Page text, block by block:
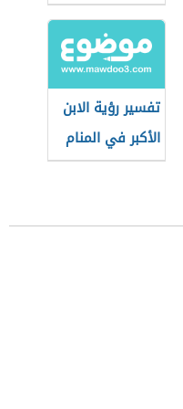
تفسير رؤية الابن
الأكبر في المنام